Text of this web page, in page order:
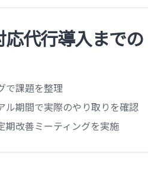
応代行導入までの
で課題を整理
ル期間で実際のやり取りを確認
期改善ミーティングを実施